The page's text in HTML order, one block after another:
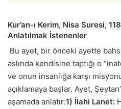
Kur’an-ı Kerim, Nisa Suresi,
Anlatılmak İstenenler
Bu ayet, bir önceki ayette
aslında kendisine taptığı o
ve onun insanlığa karşı
açıklamaya başlar. Ayet,
aşamada anlatır:1) İlahi Lanet: